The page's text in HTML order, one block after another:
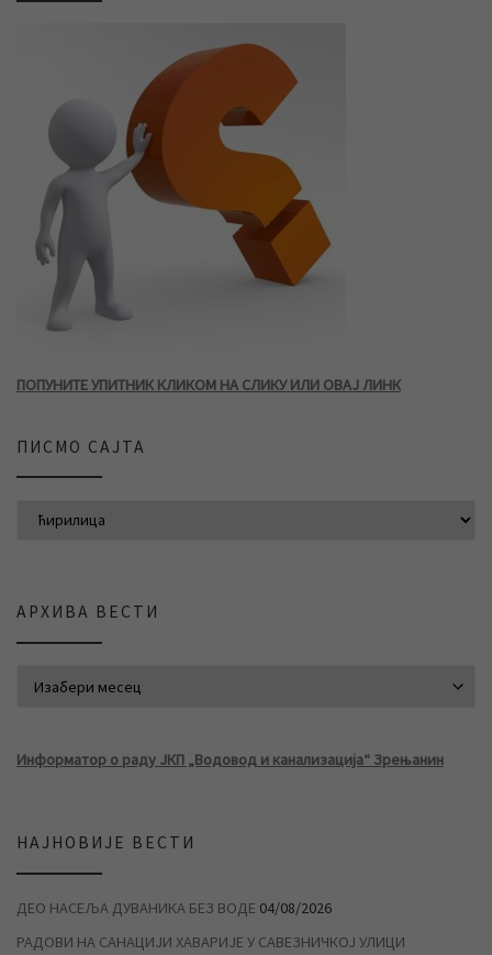
ПОПУНИТЕ УПИТНИК КЛИКОМ НА СЛИКУ ИЛИ ОВАЈ ЛИНК
ПИСМО САЈТА
АРХИВА ВЕСТИ
Информатор о раду ЈКП „Водовод и канализација“ Зрењанин
НАЈНОВИЈЕ ВЕСТИ
ДЕО НАСЕЉА ДУВАНИКА БЕЗ ВОДЕ 04/08/2026
РАДОВИ НА САНАЦИЈИ ХАВАРИЈЕ У САВЕЗНИЧКОЈ УЛИЦИ